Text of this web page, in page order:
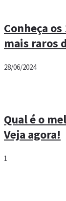
Conheça
mais raros
28/06/2024
Qual é o
Veja agora!
1